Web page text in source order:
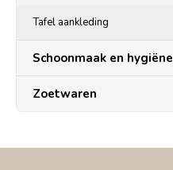
Tafel aankleding
Schoonmaak en hygiëne
Zoetwaren